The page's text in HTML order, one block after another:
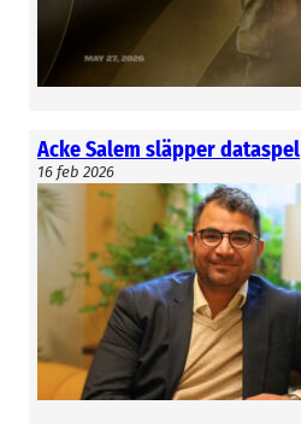
Acke Salem släpper dataspel
16 feb 2026